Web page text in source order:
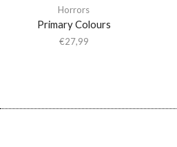
Horrors
Primary Colours
€27,99